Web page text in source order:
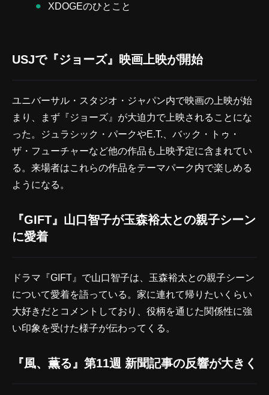
XDOGEのひとこと
USJで『ジョーズ』映画上映が開始
ユニバーサル・スタジオ・ジャパン内で映画の上映が始
まり、まず『ジョーズ』が大迫力で上映されることにな
った。ジュラシック・パークやE.T.、バック・トゥ・
ザ・フューチャーなど他の作品も上映予定に含まれてい
る。来場者はこれらの作品をテーマパーク内で楽しめる
ようになる。
『GIFT』山口智子が玉森裕太との親子シーン
に愛着
ドラマ『GIFT』で山口智子は、玉森裕太との親子シーン
について愛着を語っている。家に連れて帰りたいくらい
大好きだとコメントしており、役柄を通じた関係性に強
い印象を受けた様子が伝わってくる。
『風、薫る』第11週 新聞記事の反響が大きく